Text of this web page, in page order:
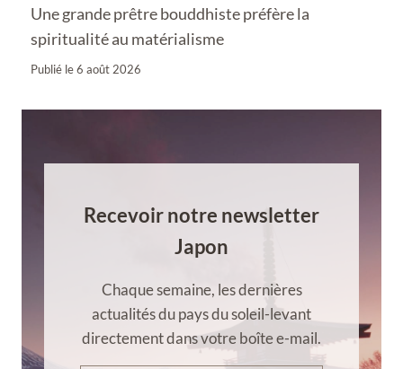
Une grande prêtre bouddhiste préfère la
spiritualité au matérialisme
Publié le6 août 2026
Recevoir notre newsletter
Japon
Chaque semaine, les dernières
actualités du pays du soleil-levant
directement dans votre boîte e-mail.